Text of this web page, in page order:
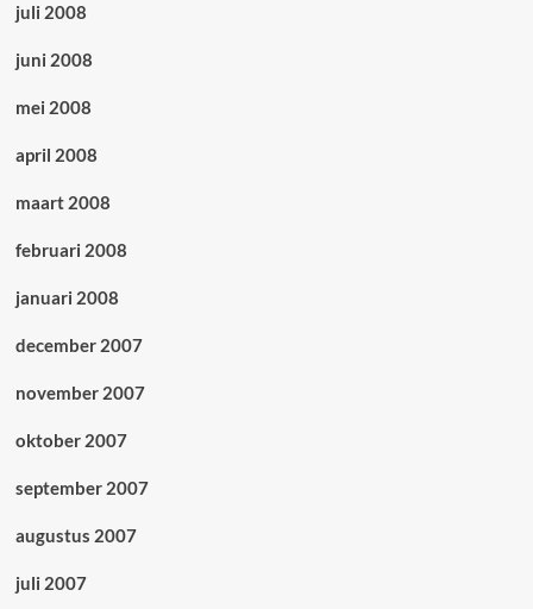
juli 2008
juni 2008
mei 2008
april 2008
maart 2008
februari 2008
januari 2008
december 2007
november 2007
oktober 2007
september 2007
augustus 2007
juli 2007